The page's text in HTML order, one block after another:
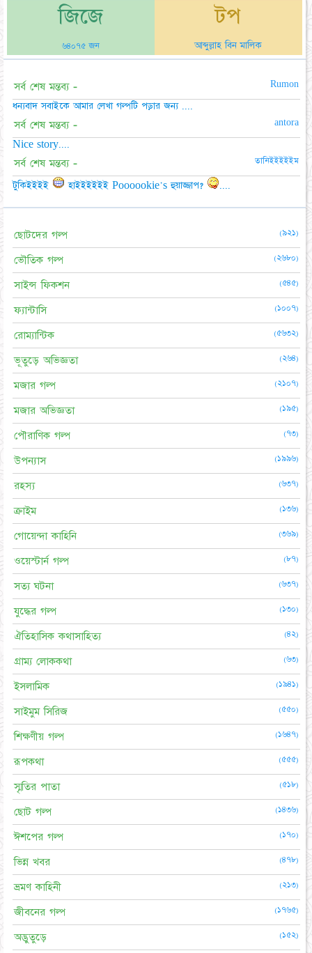
জিজে
৬৪০৭৫ জন
টপ
আব্দুল্লাহ বিন মালিক
সর্ব শেষ মন্তব্য - Rumon
ধন্যবাদ সবাইকে আমার লেখা গল্পটি পড়ার জন্য ....
সর্ব শেষ মন্তব্য - antora
Nice story....
সর্ব শেষ মন্তব্য - তানিইইইইইম
টুকিইইইই হাইইইইইই Poooookie's হুয়াজ্জাপ?
ছোটদের গল্প (৯২১)
ভৌতিক গল্প (২৬৮০)
সাইন্স ফিকশন (৫৪৫)
ফ্যান্টাসি (১০০৭)
রোম্যান্টিক (৫৬৩২)
ভূতুড়ে অভিজ্ঞতা (২৬৪)
মজার গল্প (২১০৭)
মজার অভিজ্ঞতা (১৯৫)
পৌরাণিক গল্প (৭৩)
উপন্যাস (১৯৯৬)
রহস্য (৬৩৭)
ক্রাইম (১৩৬)
গোয়েন্দা কাহিনি (৩৬৯)
ওয়েস্টার্ন গল্প (৮৭)
সত্য ঘটনা (৬৩৭)
যুদ্ধের গল্প (১৩০)
ঐতিহাসিক কথাসাহিত্য (৪২)
গ্রাম্য লোককথা (৬৩)
ইসলামিক (১৯৪১)
সাইমুম সিরিজ (৫৫০)
শিক্ষণীয় গল্প (১৬৪৭)
রূপকথা (৫৫৫)
স্মৃতির পাতা (৫১৮)
ছোট গল্প (১৪৩৬)
ঈশপের গল্প (১৭০)
ভিন্ন খবর (৪৭৮)
ভ্রমণ কাহিনী (২১৩)
জীবনের গল্প (১৭৬৫)
অদ্ভুতুড়ে (১৫২)